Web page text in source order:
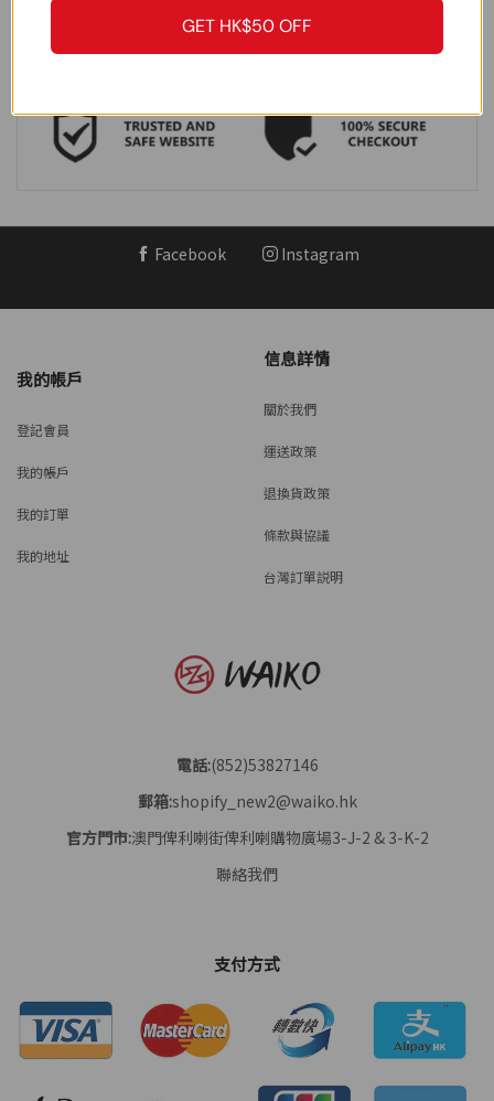
Facebook Instagram
我的帳戶
登記會員
我的帳戶
我的訂單
我的地址
信息詳情
關於我們
運送政策
退換貨政策
條款與協議
台灣訂單説明
電話:(852)53827146
郵箱:shopify_new2@waiko.hk
官方門市:澳門俾利喇街俾利喇購物廣場3-J-2 & 3-K-2
聯絡我們
支付方式
GET HK$50 OFF